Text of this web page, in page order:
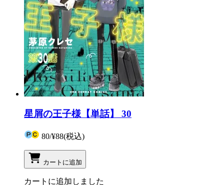
星屑の王子様【単話】 30
80/¥88(税込)
カートに追加
カートに追加しました